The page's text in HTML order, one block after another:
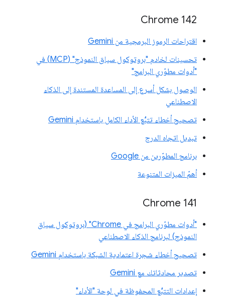
Chrome 142
اقتراحات الرموز البرمجية من Gemini
تحسينات لخادم "بروتوكول سياق النموذج" (MCP) في
"أدوات مطوّري البرامج"
الوصول بشكل أسرع إلى المساعدة المستندة إلى الذكاء
الاصطناعي
تصحيح أخطاء تتبُّع الأداء الكامل باستخدام Gemini
تبديل اتجاه الدرج
برنامج المطوّرين من Google
أهمّ الميزات المتنوعة
‫Chrome 141
"أدوات مطوّري البرامج في Chrome" (بروتوكول سياق
النموذج) لبرنامج الذكاء الاصطناعي
تصحيح أخطاء شجرة اعتمادية الشبكة باستخدام Gemini
تصدير محادثاتك مع Gemini
إعدادات التتبُّع المحفوظة في لوحة "الأداء"